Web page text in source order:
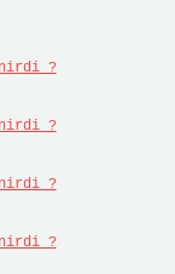
?
?
?
?